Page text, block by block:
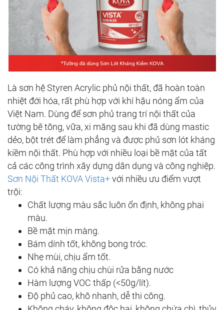
Là sơn hệ Styren Acrylic phủ nội thất, đã hoàn toàn
nhiệt đới hóa, rất phù hợp với khí hậu nóng ẩm của
Việt Nam. Dùng để sơn phủ trang trí nội thất của
tường bê tông, vữa, xi măng sau khi đã dùng mastic
dẻo, bột trét để làm phẳng và được phủ sơn lót kháng
kiềm nội thất. Phù hợp với nhiều loại bề mặt của tất
cả các công trình xây dựng dân dụng và công nghiệp.
Sơn Nội Thất KOVA Vista+với nhiều ưu điểm vượt
trội:
Chất lượng màu sắc luôn ổn định, không phai
màu.
Bề mặt mịn màng.
Bám dính tốt, không bong tróc.
Nhẹ mùi, chịu ẩm tốt.
Có khả năng chịu chùi rửa bằng nước
Hàm lượng VOC thấp (<50g/lít).
Độ phủ cao, khô nhanh, dễ thi công.